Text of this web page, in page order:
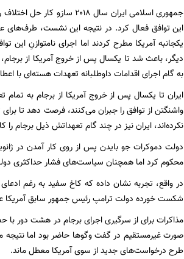
جمهوری اسلامی ایران
یکجانبه آمریکا مطرح کردند اما اجرای نامتوازنِ
دیگر، باعث شد تا یکسال پس از خروج آمریکا از
به گام اجرای اقدامات داوطلبانه تعهدات هسته‌ای با اعطای فرصت‌های ۶۰ روزه به
ایران تا یکسال پس از خروج آمریکا از برجام به
واشنگتن از توافق را جبران می‌کنند، فرصت دهد تا
نکرده‌اند، ایران نیز در چند گام تعهداتش ذیل برجام
محکوم کرد اما همچنان سیاست‌های فشار حداکثری
در واقع، تجربه نشان داده که کاخ سفید به رغم
شکست خورده دولت ترامپ رئیس جمهور سابق آمریکا
صورت غیرمستقیم در گفت‌ وگوها حاضر بود اما نتیجه
طرح درخواست‌های جدید از سوی آمریکا معطل ماند.